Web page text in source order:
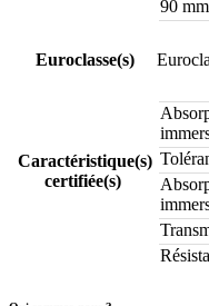
90 mm
Euroclasse(s)
Caractéristique(s)
certifiée(s)